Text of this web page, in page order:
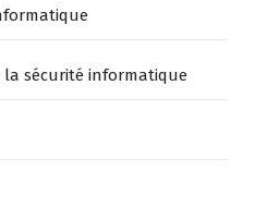
sécurité informatique